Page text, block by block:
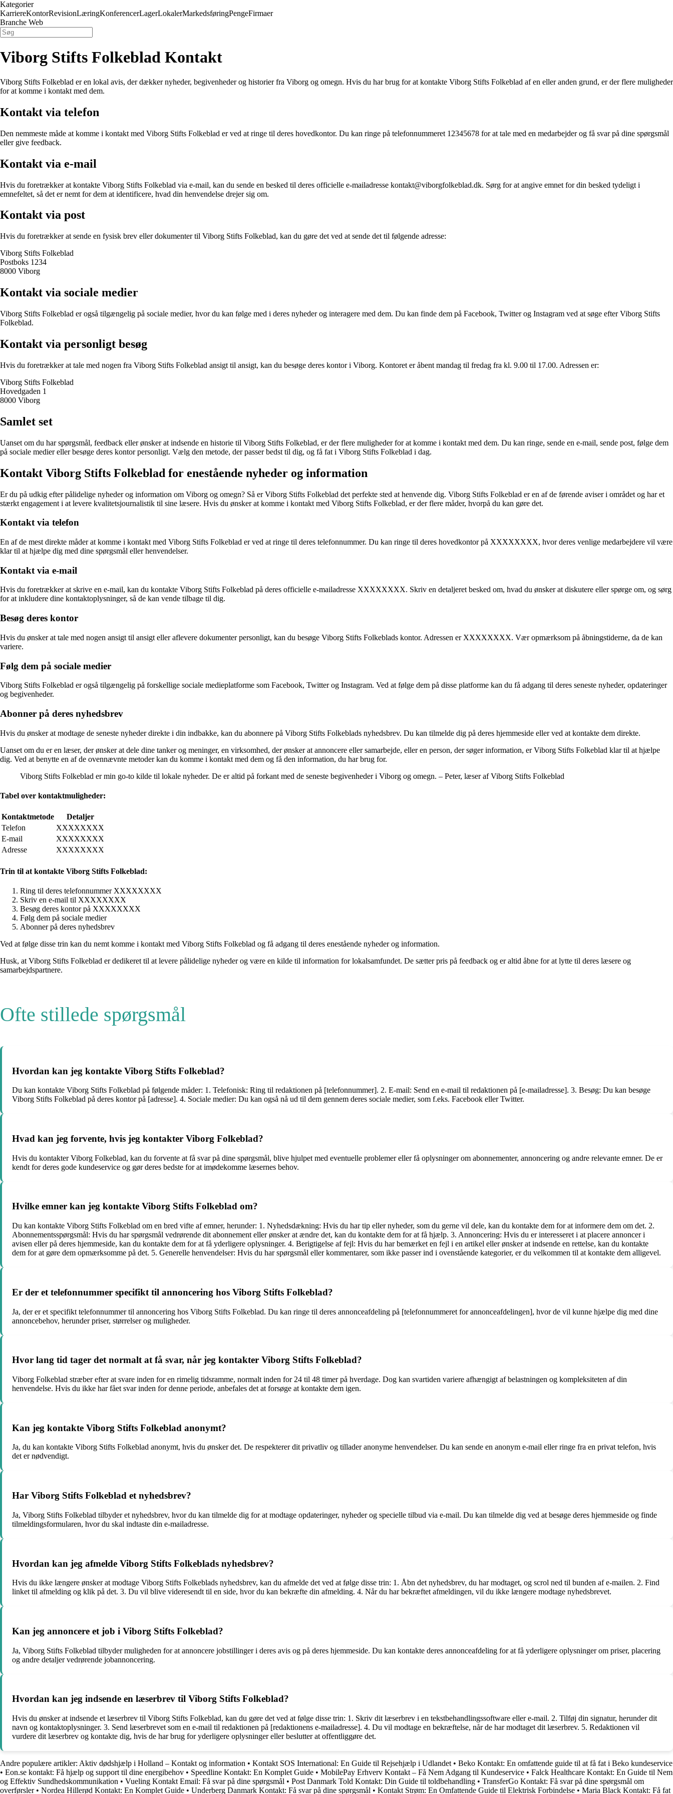
Kategorier
KarriereKontorRevisionLæringKonferencerLagerLokalerMarkedsføringPengeFirmaer
Branche Web
Viborg Stifts Folkeblad Kontakt
Viborg Stifts Folkeblad er en lokal avis, der dækker nyheder, begivenheder og historier fra Viborg og omegn. Hvis du har brug for at kontakte Viborg Stifts Folkeblad af en eller anden grund, er der flere muligheder
for at komme i kontakt med dem.
Kontakt via telefon
Den nemmeste måde at komme i kontakt med Viborg Stifts Folkeblad er ved at ringe til deres hovedkontor. Du kan ringe på telefonnummeret 12345678 for at tale med en medarbejder og få svar på dine spørgsmål
eller give feedback.
Kontakt via e-mail
Hvis du foretrækker at kontakte Viborg Stifts Folkeblad via e-mail, kan du sende en besked til deres officielle e-mailadresse kontakt@viborgfolkeblad.dk. Sørg for at angive emnet for din besked tydeligt i
emnefeltet, så det er nemt for dem at identificere, hvad din henvendelse drejer sig om.
Kontakt via post
Hvis du foretrækker at sende en fysisk brev eller dokumenter til Viborg Stifts Folkeblad, kan du gøre det ved at sende det til følgende adresse:
Viborg Stifts Folkeblad
Postboks 1234
8000 Viborg
Kontakt via sociale medier
Viborg Stifts Folkeblad er også tilgængelig på sociale medier, hvor du kan følge med i deres nyheder og interagere med dem. Du kan finde dem på Facebook, Twitter og Instagram ved at søge efter Viborg Stifts
Folkeblad.
Kontakt via personligt besøg
Hvis du foretrækker at tale med nogen fra Viborg Stifts Folkeblad ansigt til ansigt, kan du besøge deres kontor i Viborg. Kontoret er åbent mandag til fredag ​​fra kl. 9.00 til 17.00. Adressen er:
Viborg Stifts Folkeblad
Hovedgaden 1
8000 Viborg
Samlet set
Uanset om du har spørgsmål, feedback eller ønsker at indsende en historie til Viborg Stifts Folkeblad, er der flere muligheder for at komme i kontakt med dem. Du kan ringe, sende en e-mail, sende post, følge dem
på sociale medier eller besøge deres kontor personligt. Vælg den metode, der passer bedst til dig, og få fat i Viborg Stifts Folkeblad i dag.
Kontakt Viborg Stifts Folkeblad for enestående nyheder og information
Er du på udkig efter pålidelige nyheder og information om Viborg og omegn? Så er Viborg Stifts Folkeblad det perfekte sted at henvende dig. Viborg Stifts Folkeblad er en af de førende aviser i området og har et
stærkt engagement i at levere kvalitetsjournalistik til sine læsere. Hvis du ønsker at komme i kontakt med Viborg Stifts Folkeblad, er der flere måder, hvorpå du kan gøre det.
Kontakt via telefon
En af de mest direkte måder at komme i kontakt med Viborg Stifts Folkeblad er ved at ringe til deres telefonnummer. Du kan ringe til deres hovedkontor på XXXXXXXX, hvor deres venlige medarbejdere vil være
klar til at hjælpe dig med dine spørgsmål eller henvendelser.
Kontakt via e-mail
Hvis du foretrækker at skrive en e-mail, kan du kontakte Viborg Stifts Folkeblad på deres officielle e-mailadresse XXXXXXXX. Skriv en detaljeret besked om, hvad du ønsker at diskutere eller spørge om, og sørg
for at inkludere dine kontaktoplysninger, så de kan vende tilbage til dig.
Besøg deres kontor
Hvis du ønsker at tale med nogen ansigt til ansigt eller aflevere dokumenter personligt, kan du besøge Viborg Stifts Folkeblads kontor. Adressen er XXXXXXXX. Vær opmærksom på åbningstiderne, da de kan
variere.
Følg dem på sociale medier
Viborg Stifts Folkeblad er også tilgængelig på forskellige sociale medieplatforme som Facebook, Twitter og Instagram. Ved at følge dem på disse platforme kan du få adgang til deres seneste nyheder, opdateringer
og begivenheder.
Abonner på deres nyhedsbrev
Hvis du ønsker at modtage de seneste nyheder direkte i din indbakke, kan du abonnere på Viborg Stifts Folkeblads nyhedsbrev. Du kan tilmelde dig på deres hjemmeside eller ved at kontakte dem direkte.
Uanset om du er en læser, der ønsker at dele dine tanker og meninger, en virksomhed, der ønsker at annoncere eller samarbejde, eller en person, der søger information, er Viborg Stifts Folkeblad klar til at hjælpe
dig. Ved at benytte en af de ovennævnte metoder kan du komme i kontakt med dem og få den information, du har brug for.
Viborg Stifts Folkeblad er min go-to kilde til lokale nyheder. De er altid på forkant med de seneste begivenheder i Viborg og omegn. – Peter, læser af Viborg Stifts Folkeblad
Tabel over kontaktmuligheder:
Kontaktmetode
Detaljer
Telefon
XXXXXXXX
E-mail
XXXXXXXX
Adresse
XXXXXXXX
Trin til at kontakte Viborg Stifts Folkeblad:
Ring til deres telefonnummer XXXXXXXX
Skriv en e-mail til XXXXXXXX
Besøg deres kontor på XXXXXXXX
Følg dem på sociale medier
Abonner på deres nyhedsbrev
Ved at følge disse trin kan du nemt komme i kontakt med Viborg Stifts Folkeblad og få adgang til deres enestående nyheder og information.
Husk, at Viborg Stifts Folkeblad er dedikeret til at levere pålidelige nyheder og være en kilde til information for lokalsamfundet. De sætter pris på feedback og er altid åbne for at lytte til deres læsere og
samarbejdspartnere.
Ofte stillede spørgsmål
Hvordan kan jeg kontakte Viborg Stifts Folkeblad?
Du kan kontakte Viborg Stifts Folkeblad på følgende måder: 1. Telefonisk: Ring til redaktionen på [telefonnummer]. 2. E-mail: Send en e-mail til redaktionen på [e-mailadresse]. 3. Besøg: Du kan besøge
Viborg Stifts Folkeblad på deres kontor på [adresse]. 4. Sociale medier: Du kan også nå ud til dem gennem deres sociale medier, som f.eks. Facebook eller Twitter.
Hvad kan jeg forvente, hvis jeg kontakter Viborg Folkeblad?
Hvis du kontakter Viborg Folkeblad, kan du forvente at få svar på dine spørgsmål, blive hjulpet med eventuelle problemer eller få oplysninger om abonnementer, annoncering og andre relevante emner. De er
kendt for deres gode kundeservice og gør deres bedste for at imødekomme læsernes behov.
Hvilke emner kan jeg kontakte Viborg Stifts Folkeblad om?
Du kan kontakte Viborg Stifts Folkeblad om en bred vifte af emner, herunder: 1. Nyhedsdækning: Hvis du har tip eller nyheder, som du gerne vil dele, kan du kontakte dem for at informere dem om det. 2.
Abonnementsspørgsmål: Hvis du har spørgsmål vedrørende dit abonnement eller ønsker at ændre det, kan du kontakte dem for at få hjælp. 3. Annoncering: Hvis du er interesseret i at placere annoncer i
avisen eller på deres hjemmeside, kan du kontakte dem for at få yderligere oplysninger. 4. Berigtigelse af fejl: Hvis du har bemærket en fejl i en artikel eller ønsker at indsende en rettelse, kan du kontakte
dem for at gøre dem opmærksomme på det. 5. Generelle henvendelser: Hvis du har spørgsmål eller kommentarer, som ikke passer ind i ovenstående kategorier, er du velkommen til at kontakte dem alligevel.
Er der et telefonnummer specifikt til annoncering hos Viborg Stifts Folkeblad?
Ja, der er et specifikt telefonnummer til annoncering hos Viborg Stifts Folkeblad. Du kan ringe til deres annonceafdeling på [telefonnummeret for annonceafdelingen], hvor de vil kunne hjælpe dig med dine
annoncebehov, herunder priser, størrelser og muligheder.
Hvor lang tid tager det normalt at få svar, når jeg kontakter Viborg Stifts Folkeblad?
Viborg Folkeblad stræber efter at svare inden for en rimelig tidsramme, normalt inden for 24 til 48 timer på hverdage. Dog kan svartiden variere afhængigt af belastningen og kompleksiteten af din
henvendelse. Hvis du ikke har fået svar inden for denne periode, anbefales det at forsøge at kontakte dem igen.
Kan jeg kontakte Viborg Stifts Folkeblad anonymt?
Ja, du kan kontakte Viborg Stifts Folkeblad anonymt, hvis du ønsker det. De respekterer dit privatliv og tillader anonyme henvendelser. Du kan sende en anonym e-mail eller ringe fra en privat telefon, hvis
det er nødvendigt.
Har Viborg Stifts Folkeblad et nyhedsbrev?
Ja, Viborg Stifts Folkeblad tilbyder et nyhedsbrev, hvor du kan tilmelde dig for at modtage opdateringer, nyheder og specielle tilbud via e-mail. Du kan tilmelde dig ved at besøge deres hjemmeside og finde
tilmeldingsformularen, hvor du skal indtaste din e-mailadresse.
Hvordan kan jeg afmelde Viborg Stifts Folkeblads nyhedsbrev?
Hvis du ikke længere ønsker at modtage Viborg Stifts Folkeblads nyhedsbrev, kan du afmelde det ved at følge disse trin: 1. Åbn det nyhedsbrev, du har modtaget, og scrol ned til bunden af e-mailen. 2. Find
linket til afmelding og klik på det. 3. Du vil blive videresendt til en side, hvor du kan bekræfte din afmelding. 4. Når du har bekræftet afmeldingen, vil du ikke længere modtage nyhedsbrevet.
Kan jeg annoncere et job i Viborg Stifts Folkeblad?
Ja, Viborg Stifts Folkeblad tilbyder muligheden for at annoncere jobstillinger i deres avis og på deres hjemmeside. Du kan kontakte deres annonceafdeling for at få yderligere oplysninger om priser, placering
og andre detaljer vedrørende jobannoncering.
Hvordan kan jeg indsende en læserbrev til Viborg Stifts Folkeblad?
Hvis du ønsker at indsende et læserbrev til Viborg Stifts Folkeblad, kan du gøre det ved at følge disse trin: 1. Skriv dit læserbrev i en tekstbehandlingssoftware eller e-mail. 2. Tilføj din signatur, herunder dit
navn og kontaktoplysninger. 3. Send læserbrevet som en e-mail til redaktionen på [redaktionens e-mailadresse]. 4. Du vil modtage en bekræftelse, når de har modtaget dit læserbrev. 5. Redaktionen vil
vurdere dit læserbrev og kontakte dig, hvis de har brug for yderligere oplysninger eller beslutter at offentliggøre det.
Andre populære artikler: Aktiv dødshjælp i Holland – Kontakt og information • Kontakt SOS International: En Guide til Rejsehjælp i Udlandet • Beko Kontakt: En omfattende guide til at få fat i Beko kundeservice
• Eon.se kontakt: Få hjælp og support til dine energibehov • Speedline Kontakt: En Komplet Guide • MobilePay Erhverv Kontakt – Få Nem Adgang til Kundeservice • Falck Healthcare Kontakt: En Guide til Nem
og Effektiv Sundhedskommunikation • Vueling Kontakt Email: Få svar på dine spørgsmål • Post Danmark Told Kontakt: Din Guide til toldbehandling • TransferGo Kontakt: Få svar på dine spørgsmål om
overførsler• Nordea Hillerød Kontakt: En Komplet Guide • Underberg Danmark Kontakt: Få svar på dine spørgsmål • Kontakt Strøm: En Omfattende Guide til Elektrisk Forbindelse • Maria Black Kontakt: Få fat